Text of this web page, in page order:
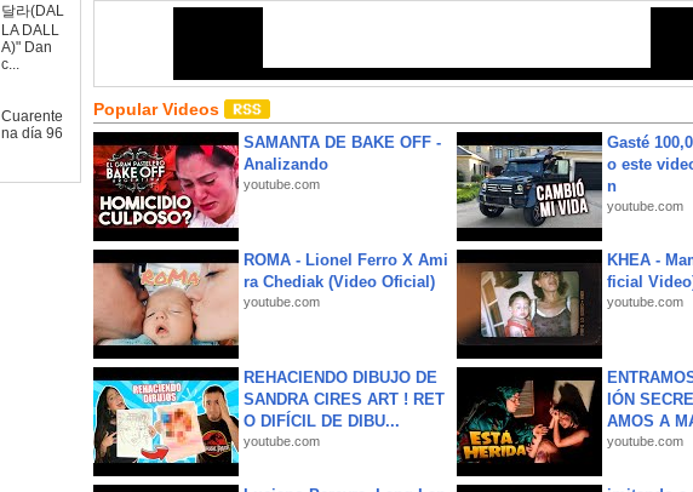
달라(DAL
LA DALL
A)" Dan
c...
Cuarente
na día 96
Popular Videos
SAMANTA DE BAKE OFF -
Analizando
youtube.com
Gasté
o este
n
youtube.com
ROMA - Lionel Ferro X Ami
ra Chediak (Video Oficial)
youtube.com
KHEA -
ficial
youtube.com
REHACIENDO DIBUJO DE
SANDRA CIRES ART ! RET
O DIFÍCIL DE DIBU...
youtube.com
IÓN
AMOS A
youtube.com